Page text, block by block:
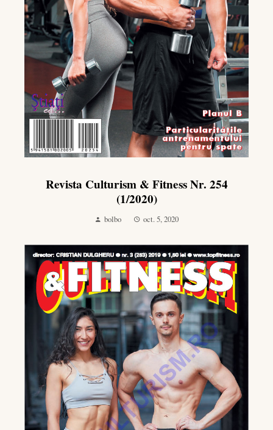
Revista Culturism & Fitness Nr. 254
(1/2020)
bolbo oct. 5, 2020